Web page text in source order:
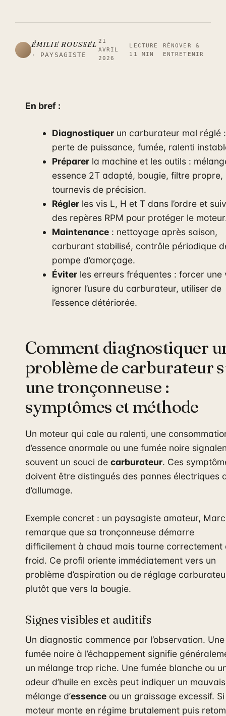
ÉMILIE ROUSSEL
· PAYSAGISTE
21
AVRIL
2026
LECTURE
11 MIN
RÉNOVER &
ENTRETENIR
En bref :
Diagnostiquerun carburateur mal réglé :
perte de puissance, fumée, ralenti
Préparerla machine et les outils :
essence 2T adapté, bougie, filtre propre,
tournevis de précision.
Réglerles vis L, H et T dans l’ordre et
des repères RPM pour protéger le
Maintenance: nettoyage après saison,
carburant stabilisé, contrôle périodique
pompe d’amorçage.
Éviterles erreurs fréquentes : forcer une
ignorer l’usure du carburateur, utiliser de
l’essence détériorée.
Comment diagnostiquer
problème de carburateur
une tronçonneuse :
symptômes et méthode
Un moteur qui cale au ralenti, une
d’essence anormale ou une fumée noire
souvent un souci de carburateur. Ces
doivent être distingués des pannes électriques
d’allumage.
Exemple concret : un paysagiste amateur,
remarque que sa tronçonneuse démarre
difficilement à chaud mais tourne correctement
froid. Ce profil oriente immédiatement vers un
problème d’aspiration ou de réglage
plutôt que vers la bougie.
Signes visibles et auditifs
Un diagnostic commence par l’observation. Une
fumée noire à l’échappement signifie
un mélange trop riche. Une fumée blanche ou
odeur d’huile en excès peut indiquer un mauvais
mélange d’essence ou un graissage excessif.
moteur monte en régime brutalement puis